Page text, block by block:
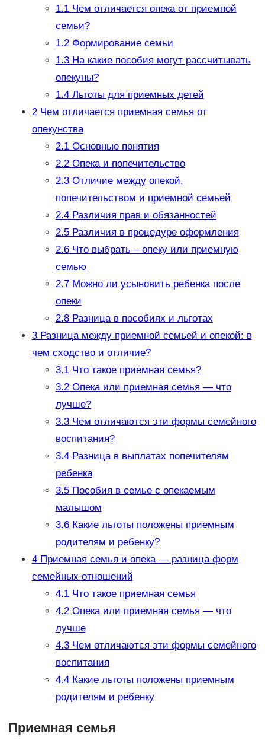
1.1Чем отличается опека от приемной
семьи?
1.2Формирование семьи
1.3На какие пособия могут рассчитывать
опекуны?
1.4Льготы для приемных детей
2Чем отличается приемная семья от
опекунства
2.1Основные понятия
2.2Опека и попечительство
2.3Отличие между опекой,
попечительством и приемной семьей
2.4Различия прав и обязанностей
2.5Различия в процедуре оформления
2.6Что выбрать – опеку или приемную
семью
2.7Можно ли усыновить ребенка после
опеки
2.8Разница в пособиях и льготах
3Разница между приемной семьей и опекой: в
чем сходство и отличие?
3.1Что такое приемная семья?
3.2Опека или приемная семья — что
лучше?
3.3Чем отличаются эти формы семейного
воспитания?
3.4Разница в выплатах попечителям
ребенка
3.5Пособия в семье с опекаемым
малышом
3.6Какие льготы положены приемным
родителям и ребенку?
4Приемная семья и опека — разница форм
семейных отношений
4.1Что такое приемная семья
4.2Опека или приемная семья — что
лучше
4.3Чем отличаются эти формы семейного
воспитания
4.4Какие льготы положены приемным
родителям и ребенку
Приемная семья